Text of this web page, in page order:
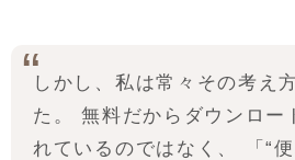
しかし、私は常々その考え
た。 無料だからダウンロー
れているのではなく、 「“